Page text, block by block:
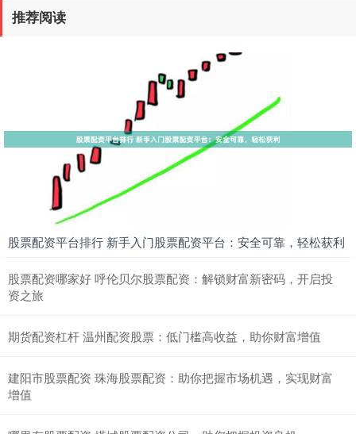
推荐阅读
股票配资平台排行 新手入门股票配资平台：安全可靠，轻松获利
股票配资哪家好 呼伦贝尔股票配资：解锁财富新密码，开启投
资之旅
期货配资杠杆 温州配资股票：低门槛高收益，助你财富增值
建阳市股票配资 珠海股票配资：助你把握市场机遇，实现财富
增值